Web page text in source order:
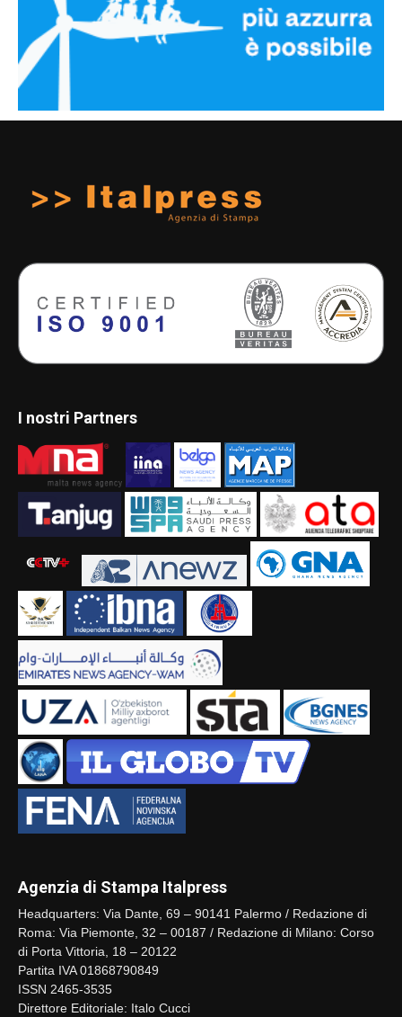
I nostri Partners
Agenzia di Stampa Italpress
Headquarters: Via Dante, 69 – 90141 Palermo / Redazione di
Roma: Via Piemonte, 32 – 00187 / Redazione di Milano: Corso
di Porta Vittoria, 18 – 20122
Partita IVA 01868790849
ISSN 2465-3535
Direttore Editoriale: Italo Cucci